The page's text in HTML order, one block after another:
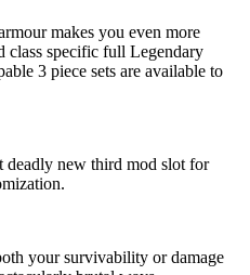
makes you even more
class specific full Legendary
3 piece sets are available to
deadly new third mod slot for
your survivability or damage